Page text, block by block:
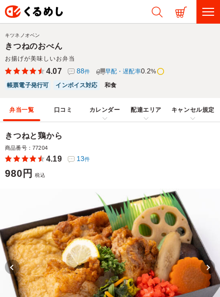
きつねのおべん
お揚げが美味しいお弁当
キツネノオベン
4.07 88件 早配・遅配率0.2%
帳票電子発行可
インボイス対応 和食
弁当一覧 口コミ カレンダー 配達エリア キャンセル規定
きつねと鶏から
商品番号：77204
4.19 13件
980円 税込